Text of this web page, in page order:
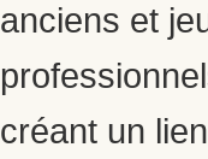
anciens et
créant un lien